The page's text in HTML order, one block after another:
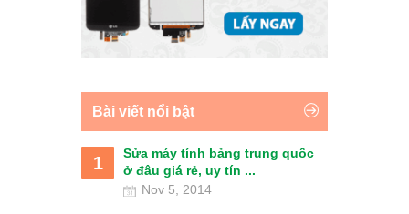
Bài viết nổi bật
1
Sửa máy tính bảng trung quốc
ở đâu giá rẻ, uy tín ...
Nov 5, 2014